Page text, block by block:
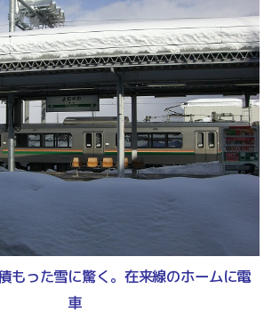
もった雪に驚く。在来線のホームに電
車